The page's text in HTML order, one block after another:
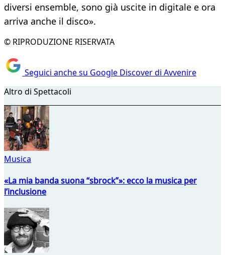
diversi ensemble, sono già uscite in digitale e ora
arriva anche il disco».
© RIPRODUZIONE RISERVATA
Seguici anche su Google Discover di Avvenire
Altro di Spettacoli
Musica
«La mia banda suona “sbrock”»: ecco la musica per
l’inclusione